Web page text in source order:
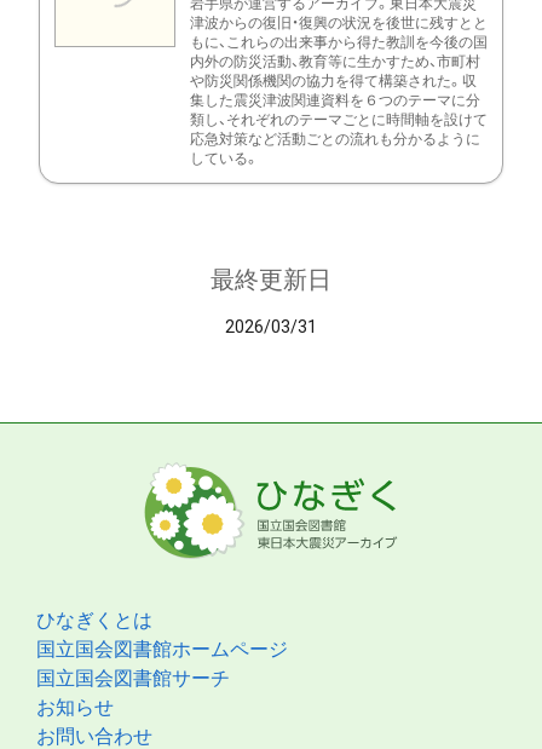
岩手県が運営するアーカイブ。東日本大震災
津波からの復旧・復興の状況を後世に残すとと
もに、これらの出来事から得た教訓を今後の国
内外の防災活動、教育等に生かすため、市町村
や防災関係機関の協力を得て構築された。収
集した震災津波関連資料を６つのテーマに分
類し、それぞれのテーマごとに時間軸を設けて
応急対策など活動ごとの流れも分かるように
している。
最終更新日
2026/03/31
ひなぎくとは
国立国会図書館ホームページ
国立国会図書館サーチ
お知らせ
お問い合わせ